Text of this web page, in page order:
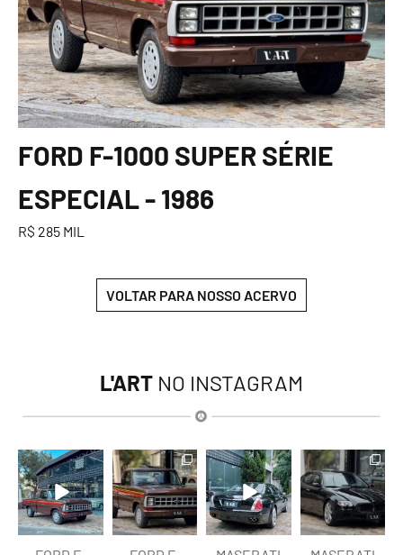
FORD F-1000 SUPER SÉRIE
ESPECIAL - 1986
R$ 285 MIL
VOLTAR PARA NOSSO ACERVO
L'ART NO INSTAGRAM
lart.br
Ago 7
lart.br
Ago 7
lart.br
Ago 6
lart.br
Ago 6